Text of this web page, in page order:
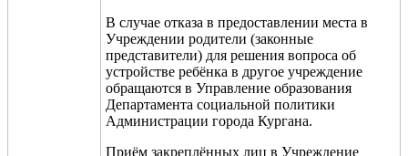
В случае отказа в предоставлении места в
Учреждении родители (законные
представители) для решения вопроса об
устройстве ребёнка в другое учреждение
обращаются в Управление образования
Департамента социальной политики
Администрации города Кургана.
Приём закреплённых лиц в Учреждение